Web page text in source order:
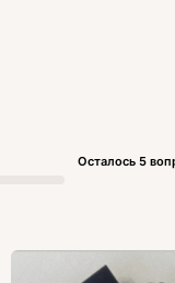
Осталось 5